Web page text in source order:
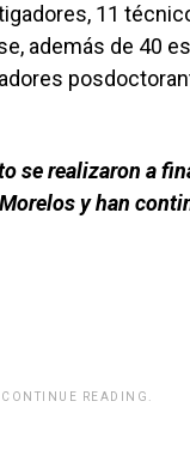
11
además de 40
se realizaron a
y han
READING.